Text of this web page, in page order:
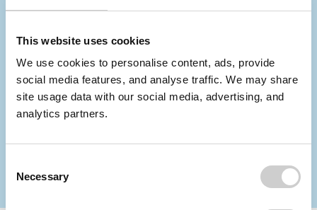
This website uses cookies
We use cookies to personalise content, ads, provide
social media features, and analyse traffic. We may share
site usage data with our social media, advertising, and
analytics partners.
Selection
Necessary
Infos für Entsorger
Login für Entsorger
Datenschutz
Startseite Portal